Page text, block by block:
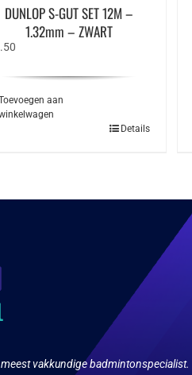
DUNLOP S-GUT SET 12M –
1.32mm – ZWART
aan
Details
vakkundige badmintonspecialist.